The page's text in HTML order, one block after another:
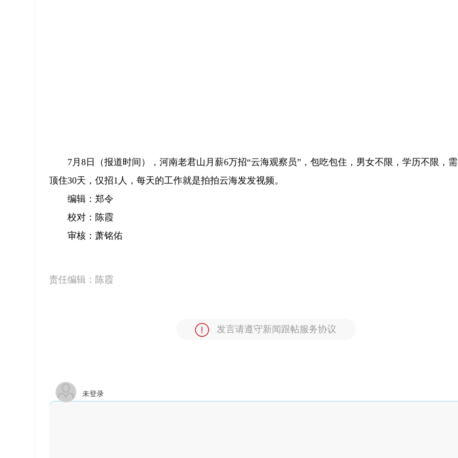
7月8日（报道时间），河南老君山月薪6万招“云海观察员”，包吃包住，男女不限，学历不限，
顶住30天，仅招1人，每天的工作就是拍拍云海发发视频。
编辑：郑令
校对：陈霞
审核：萧铭佑
责任编辑： 陈霞
发言请遵守新闻跟帖服务协议
未登录